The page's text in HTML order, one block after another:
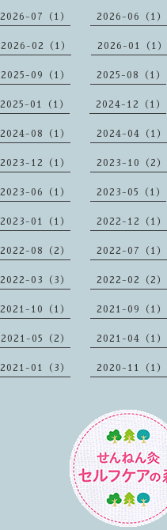
2026-07（1） 2026-06（1）
2026-02（1） 2026-01（1）
2025-09（1） 2025-08（1）
2025-01（1） 2024-12（1）
2024-08（1） 2024-04（1）
2023-12（1） 2023-10（2）
2023-06（1） 2023-05（1）
2023-01（1） 2022-12（1）
2022-08（2） 2022-07（1）
2022-03（3） 2022-02（2）
2021-10（1） 2021-09（1）
2021-05（2） 2021-04（1）
2021-01（3） 2020-11（1）